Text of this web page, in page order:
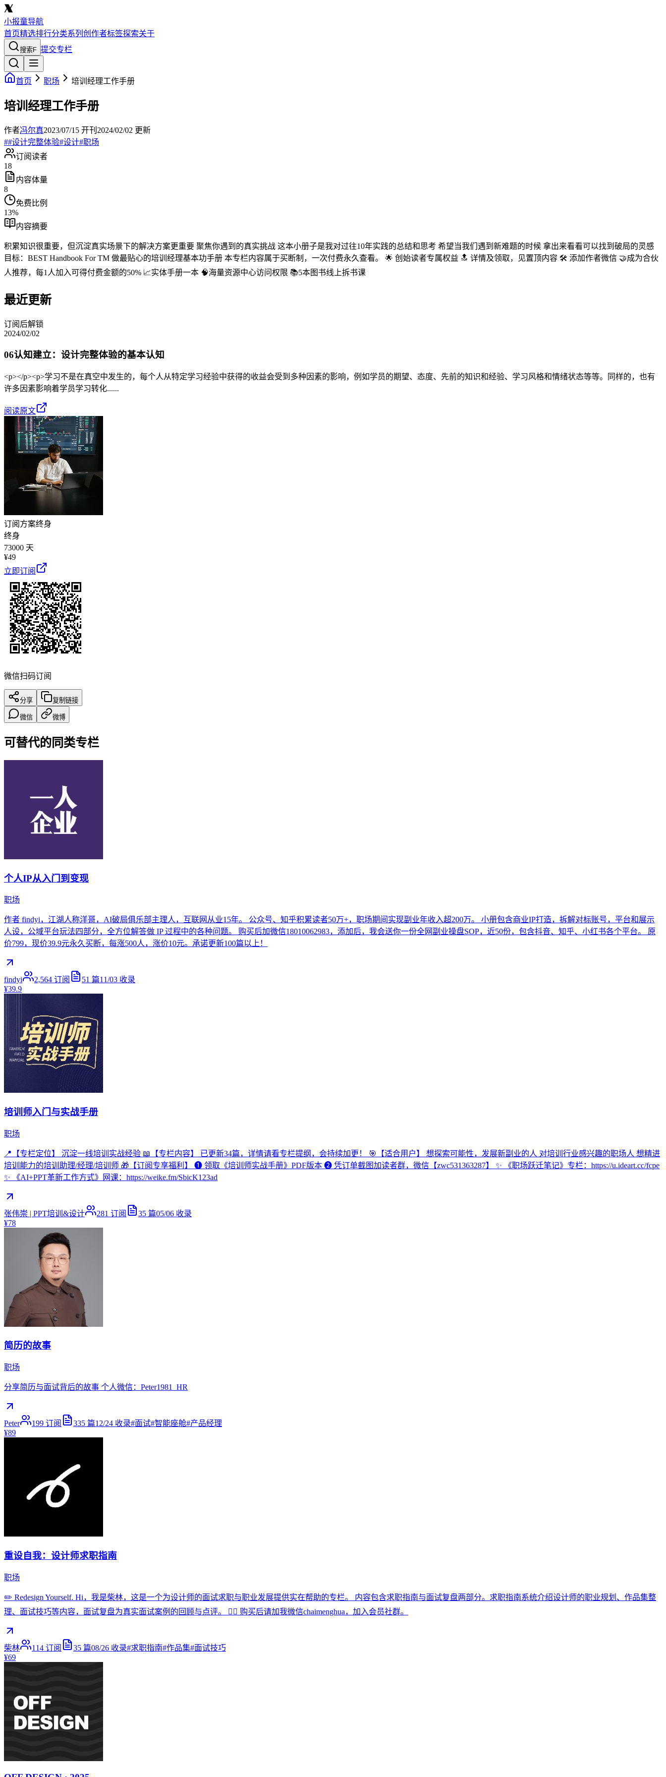
小报童导航
首页精选排行分类系列 创作者标签探索关于
搜索F 提交专栏
首页 职场 培训经理工作手册
培训经理工作手册
作者冯尔真2023/07/15 开刊 2024/02/02 更新
##设计完整体验#设计#职场
订阅读者
18
内容体量
8
免费比例
13%
内容摘要
积累知识很重要，但沉淀真实场景下的解决方案更重要 聚焦你遇到的真实挑战 这本小册子是我对过往10年实践的总结和思考 希望当我们遇到新难题的时候 拿出来看看可以找到破局的灵感
目标：BEST Handbook For TM 做最贴心的培训经理基本功手册 本专栏内容属于买断制，一次付费永久查看。 🌟 创始读者专属权益 🔝 详情及领取，见置顶内容 🛠️ 添加作者微信 🤝成为合伙
人推荐，每1人加入可得付费金额的50% 📈实体手册一本 🧠海量资源中心访问权限 📚5本图书线上拆书课
最近更新
订阅后解锁
2024/02/02
06认知建立：设计完整体验的基本认知
<p></p><p>学习不是在真空中发生的，每个人从特定学习经验中获得的收益会受到多种因素的影响，例如学员的期望、态度、先前的知识和经验、学习风格和情绪状态等等。同样的，也有
许多因素影响着学员学习转化......
阅读原文
订阅方案终身
终身
73000 天
¥49
立即订阅
微信扫码订阅
分享 复制链接
微信 微博
可替代的同类专栏
个人IP从入门到变现
职场
作者 findyi，江湖人称洋哥，AI破局俱乐部主理人，互联网从业15年。 公众号、知乎积累读者50万+，职场期间实现副业年收入超200万。 小册包含商业IP打造，拆解对标账号，平台和展示
人设，公域平台玩法四部分，全方位解答做 IP 过程中的各种问题。 购买后加微信18010062983，添加后，我会送你一份全网副业操盘SOP，近50份，包含抖音、知乎、小红书各个平台。 原
价799，现价39.9元永久买断，每涨500人，涨价10元。承诺更新100篇以上！
findyi 2,564 订阅 51 篇11/03 收录
¥39.9
培训师入门与实战手册
职场
📍【专栏定位】 沉淀一线培训实战经验 📖【专栏内容】 已更新34篇，详情请看专栏提纲，会持续加更！ 🎯【适合用户】 想探索可能性，发展新副业的人 对培训行业感兴趣的职场人 想精进
培训能力的培训助理/经理/培训师 🎁【订阅专享福利】 ❶ 领取《培训师实战手册》PDF版本 ❷ 凭订单截图加读者群，微信【zwc531363287】 ✨ 《职场跃迁笔记》专栏：https://u.ideart.cc/fcpe
✨ 《AI+PPT革新工作方式》网课：https://weike.fm/SbicK123ad
张伟崇 | PPT培训&设计 281 订阅 35 篇05/06 收录
¥78
简历的故事
职场
分享简历与面试背后的故事 个人微信：Peter1981_HR
Peter 199 订阅 335 篇12/24 收录#面试#智能座舱#产品经理
¥89
重设自我：设计师求职指南
职场
✏️ Redesign Yourself. Hi，我是柴林，这是一个为设计师的面试求职与职业发展提供实在帮助的专栏。 内容包含求职指南与面试复盘两部分。求职指南系统介绍设计师的职业规划、作品集整
理、面试技巧等内容，面试复盘为真实面试案例的回顾与点评。 🙋‍♂️ 购买后请加我微信chaimenghua，加入会员社群。
柴林 114 订阅 35 篇08/26 收录#求职指南#作品集#面试技巧
¥69